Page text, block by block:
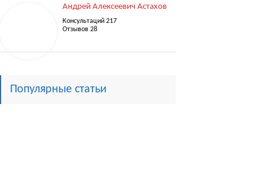
Андрей Алексеевич Астахов
Консультаций 217
Отзывов 28
Популярные статьи